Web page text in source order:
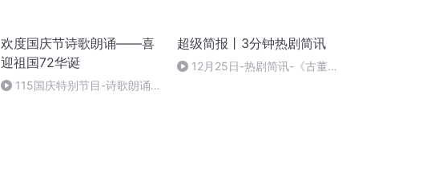
欢度国庆节诗歌朗诵——喜
迎祖国72华诞
115国庆特别节目-诗歌朗诵-
超级简报丨3分钟热剧简讯
12月25日-热剧简讯-《古董